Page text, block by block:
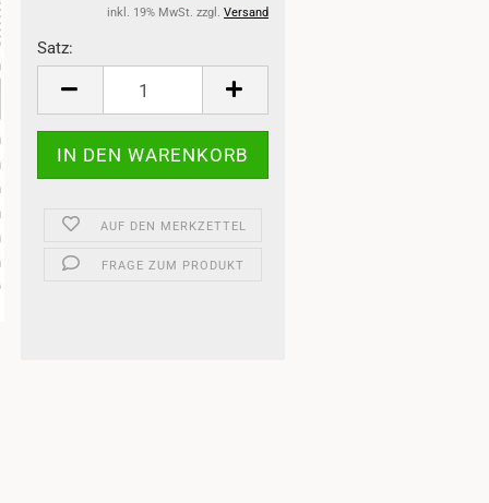
inkl. 19% MwSt. zzgl. Versand
Satz:
Satz
AUF DEN MERKZETTEL
FRAGE ZUM PRODUKT